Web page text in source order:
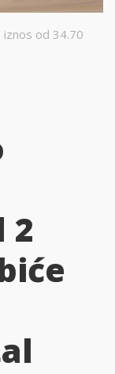
iznos od 34.70
2